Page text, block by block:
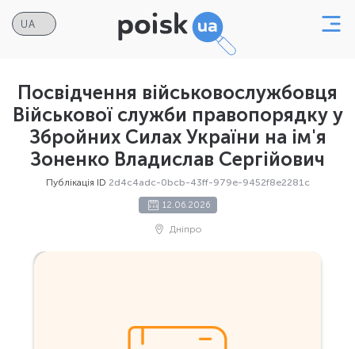
Посвідчення військовослужбовця
Військової служби правопорядку у
Збройних Силах України на ім'я
Зоненко Владислав Сергійович
Публікація ID 2d4c4adc-0bcb-43ff-979e-9452f8e2281c
12.06.2026
Дніпро